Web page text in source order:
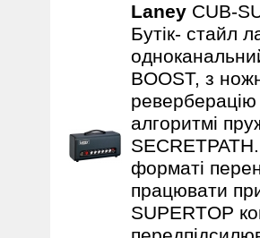
Laney CUB-
Бутік- стайл
BOOST, з
алгоритмі
форматі
працювати
SUPERTOP